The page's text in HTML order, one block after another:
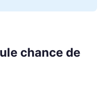
chance de